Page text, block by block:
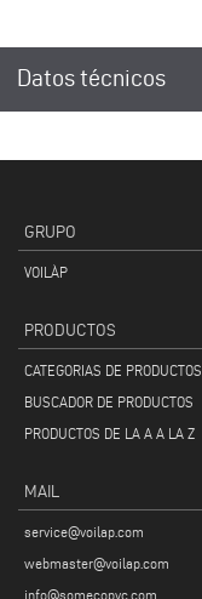
Datos técnicos
GRUPO
VOILÀP
PRODUCTOS
CATEGORIAS DE PRODUCTOS
BUSCADOR DE PRODUCTOS
PRODUCTOS DE LA A A LA Z
MAIL
service@voilap.com
webmaster@voilap.com
info@somecopvc.com